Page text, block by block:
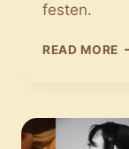
festen.
READ MORE